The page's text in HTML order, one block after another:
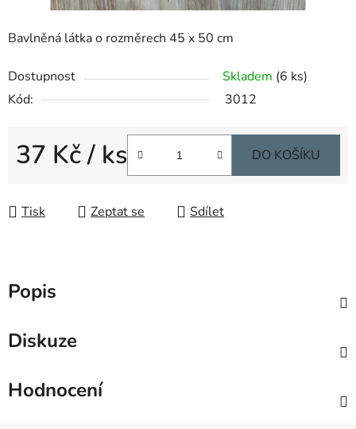
Bavlněná látka o rozměrech 45 x 50 cm
Dostupnost Skladem (6 ks)
Kód:
3012
37 Kč/ ks DO KOŠÍKU
Tisk Zeptat se Sdílet
Popis
Diskuze
Hodnocení